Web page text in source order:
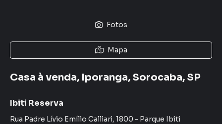
Fotos
Mapa
Casa à venda, Iporanga, Sorocaba, SP
Ibiti Reserva
Rua Padre Lívio Emílio Calliari, 1800 - Parque Ibiti